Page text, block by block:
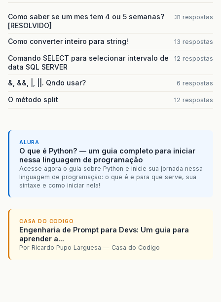
Como saber se um mes tem 4 ou 5 semanas?
[RESOLVIDO]
31 respostas
Como converter inteiro para string! 13 respostas
Comando SELECT para selecionar intervalo de
data SQL SERVER
12 respostas
&, &&, |, ||. Qndo usar? 6 respostas
O método split 12 respostas
ALURA
O que é Python? — um guia completo para iniciar
nessa linguagem de programação
Acesse agora o guia sobre Python e inicie sua jornada nessa
linguagem de programação: o que é e para que serve, sua
sintaxe e como iniciar nela!
CASA DO CODIGO
Engenharia de Prompt para Devs: Um guia para
aprender a...
Por Ricardo Pupo Larguesa — Casa do Codigo